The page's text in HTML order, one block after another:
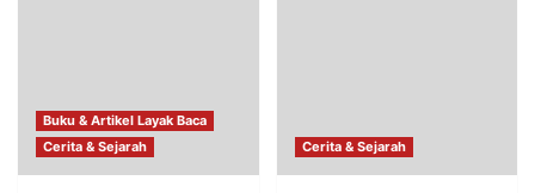
Buku & Artikel Layak Baca
Cerita & Sejarah
Cerita & Sejarah